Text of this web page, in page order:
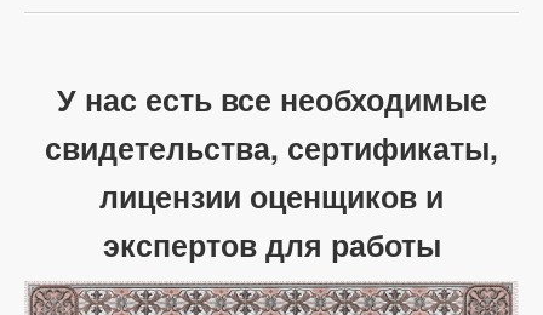
У нас есть все необходимые
свидетельства, сертификаты,
лицензии оценщиков и
экспертов для работы